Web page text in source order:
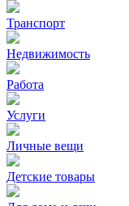
Транспорт
Недвижимость
Работа
Услуги
Личные вещи
Детские товары